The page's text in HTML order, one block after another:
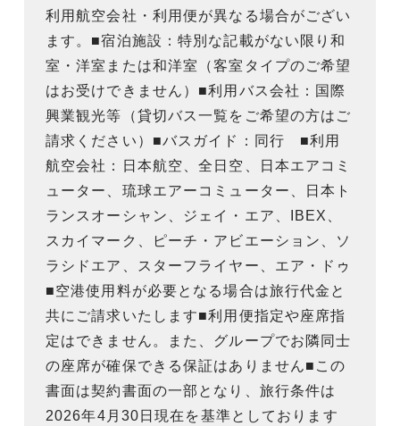
利用航空会社・利用便が異なる場合がござい
ます。■宿泊施設：特別な記載がない限り和
室・洋室または和洋室（客室タイプのご希望
はお受けできません）■利用バス会社：国際
興業観光等（貸切バス一覧をご希望の方はご
請求ください）■バスガイド：同行 ■利用
航空会社：日本航空、全日空、日本エアコミ
ューター、琉球エアーコミューター、日本ト
ランスオーシャン、ジェイ・エア、IBEX、
スカイマーク、ピーチ・アビエーション、ソ
ラシドエア、スターフライヤー、エア・ドゥ
■空港使用料が必要となる場合は旅行代金と
共にご請求いたします■利用便指定や座席指
定はできません。また、グループでお隣同士
の座席が確保できる保証はありません■この
書面は契約書面の一部となり、旅行条件は
2026年4月30日現在を基準としております